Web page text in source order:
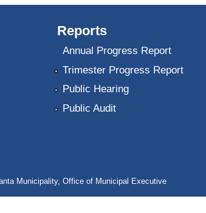
Reports
Annual Progress Report
Trimester Progress Report
Public Hearing
Public Audit
Municipality, Office of Municipal Executive